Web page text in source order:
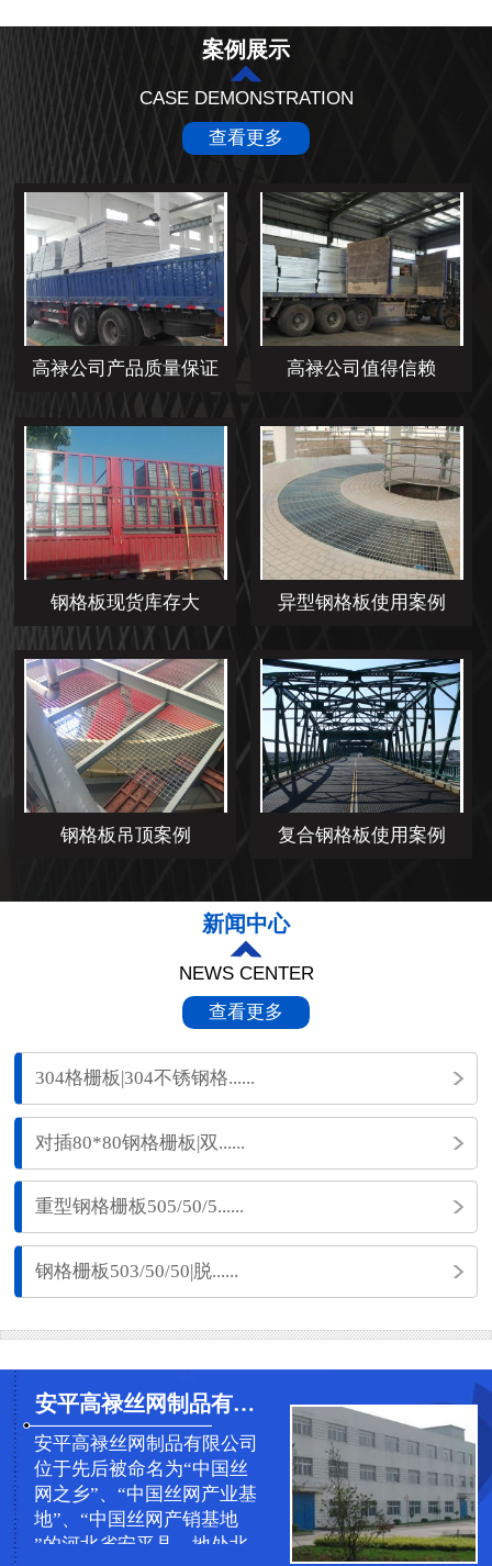
案例展示
CASE DEMONSTRATION
查看更多
高禄公司产品质量保证 高禄公司值得信赖
钢格板现货库存大 异型钢格板使用案例
钢格板吊顶案例 复合钢格板使用案例
新闻中心
NEWS CENTER
查看更多
304格栅板|304不锈钢格......
对插80*80钢格栅板|双......
重型钢格栅板505/50/5......
钢格栅板503/50/50|脱......
安平高禄丝网制品有限公司
安平高禄丝网制品有限公司
位于先后被命名为“中国丝
网之乡”、“中国丝网产业基
地”、“中国丝网产销基地
”的河北省安平县，地处北